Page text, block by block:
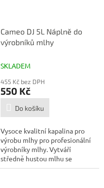
Cameo DJ 5L Náplně do
výrobníků mlhy
SKLADEM
455 Kč bez DPH
550 Kč
Do košíku
Vysoce kvalitní kapalina pro
výrobu mlhy pro profesionální
výrobníky mlhy. Vytváří
středně hustou mlhu se
střední...